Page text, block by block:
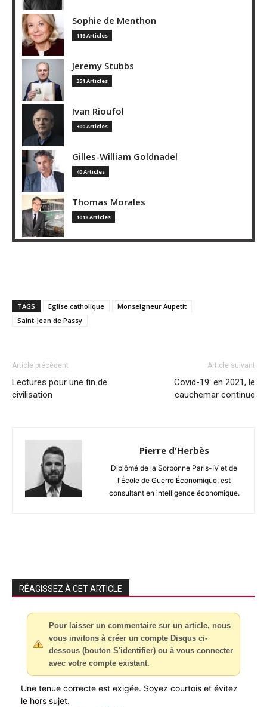
Sophie de Menthon
116 Articles
Jeremy Stubbs
351 Articles
Ivan Rioufol
300 Articles
Gilles-William Goldnadel
40 Articles
Thomas Morales
1018 Articles
TAGS Eglise catholique
Monseigneur Aupetit
Saint-Jean de Passy
Article précédent
Lectures pour une fin de
civilisation
Article suivant
Covid-19: en 2021, le
cauchemar continue
Pierre d'Herbès
Diplômé de la Sorbonne Paris-IV et de
l'École de Guerre Économique, est
consultant en intelligence économique.
RÉAGISSEZ À CET ARTICLE
Pour laisser un commentaire sur un article, nous
vous invitons à créer un compte Disqus ci-
dessous (bouton S'identifier) ou à vous connecter
avec votre compte existant.
Une tenue correcte est exigée. Soyez courtois et évitez
le hors sujet.